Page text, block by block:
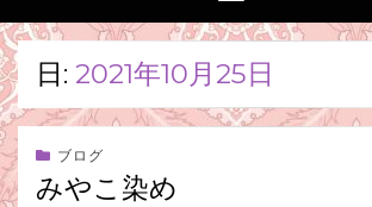
日: 2021年10月25日
ブログ
みやこ染め